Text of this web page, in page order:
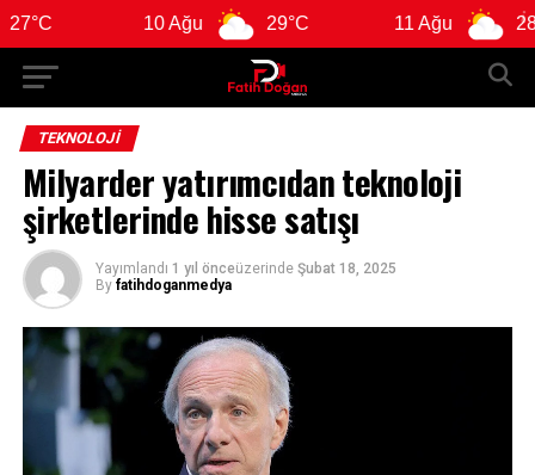
29°C 28°C
TEKNOLOJI
Milyarder yatırımcıdan teknoloji
şirketlerinde hisse satışı
Yayımlandı 1 yıl önceüzerinde Şubat 18, 2025
By fatihdoganmedya